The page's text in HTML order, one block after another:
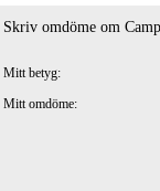
Skriv omdöme om
Mitt betyg:
Mitt omdöme: